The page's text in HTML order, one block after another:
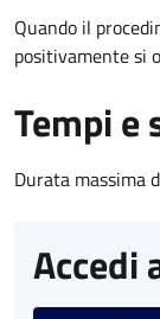
Quando il
positivamente si
Tempi e
Durata massima
Accedi